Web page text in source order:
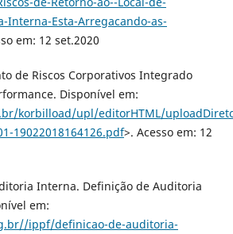
Interna-Esta-Arregacando-as-
em: 12 set.2020
de Riscos Corporativos Integrado
Disponível em:
korbilload/upl/editorHTML/
19022018164126.pdf>. Acesso em: 12
Interna. Definição de Auditoria
em:
ippf/definicao-de-auditoria-